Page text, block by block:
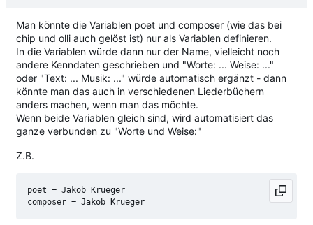
Man könnte die Variablen poet und composer (wie das bei
chip und olli auch gelöst ist) nur als Variablen definieren.
In die Variablen würde dann nur der Name, vielleicht noch
andere Kenndaten geschrieben und "Worte: ... Weise: ..."
oder "Text: ... Musik: ..." würde automatisch ergänzt - dann
könnte man das auch in verschiedenen Liederbüchern
anders machen, wenn man das möchte.
Wenn beide Variablen gleich sind, wird automatisiert das
ganze verbunden zu "Worte und Weise:"
Z.B.
poet = Jakob Krueger